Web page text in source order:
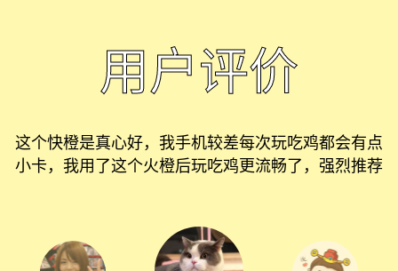
用户评价
这个快橙是真心好，我手机较差每次玩吃鸡都会有点
小卡，我用了这个火橙后玩吃鸡更流畅了，强烈推荐